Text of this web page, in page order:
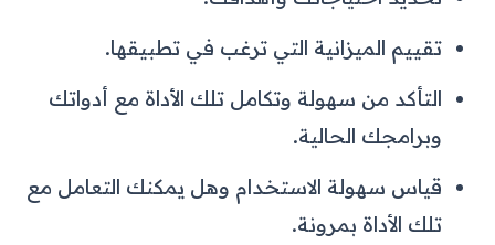
تقييم الميزانية التي ترغب في تطبيقها.
التأكد من سهولة وتكامل تلك الأداة مع أدواتك
وبرامجك الحالية.
قياس سهولة الاستخدام وهل يمكنك التعامل مع
تلك الأداة بمرونة.